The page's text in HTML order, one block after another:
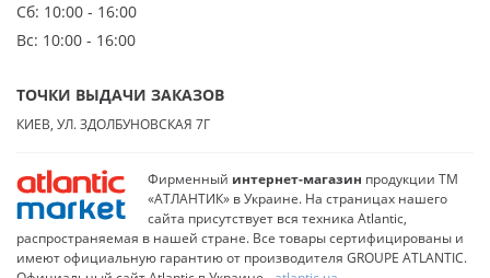
Фирменный интернет-магазин продукции ТМ
«АТЛАНТИК» в Украине. На страницах нашего
сайта присутствует вся техника Atlantic,
распространяемая в нашей стране. Все товары сертифицированы и
имеют официальную гарантию от производителя GROUPE ATLANTIC.
Сб: 10:00 - 16:00
Вс: 10:00 - 16:00
ТОЧКИ ВЫДАЧИ ЗАКАЗОВ
КИЕВ, УЛ. ЗДОЛБУНОВСКАЯ 7Г